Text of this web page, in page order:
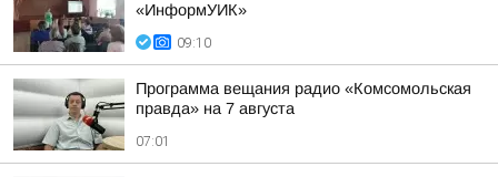
«ИнформУИК»
09:10
Программа вещания радио «Комсомольская
правда» на 7 августа
07:01